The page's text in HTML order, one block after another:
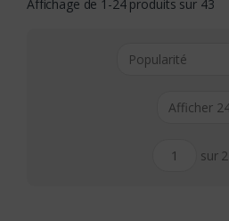
Affichage de 1-24 produits sur 43
sur 2